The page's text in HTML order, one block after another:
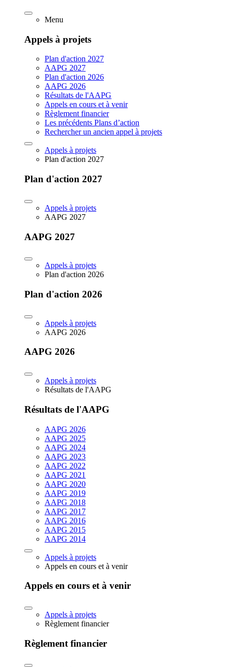
Menu
Appels à projets
Plan d'action 2027
AAPG 2027
Plan d'action 2026
AAPG 2026
Résultats de l'AAPG
Appels en cours et à venir
Règlement financier
Les précédents Plans d’action
Rechercher un ancien appel à projets
Appels à projets
Plan d'action 2027
Plan d'action 2027
Appels à projets
AAPG 2027
AAPG 2027
Appels à projets
Plan d'action 2026
Plan d'action 2026
Appels à projets
AAPG 2026
AAPG 2026
Appels à projets
Résultats de l'AAPG
Résultats de l'AAPG
AAPG 2026
AAPG 2025
AAPG 2024
AAPG 2023
AAPG 2022
AAPG 2021
AAPG 2020
AAPG 2019
AAPG 2018
AAPG 2017
AAPG 2016
AAPG 2015
AAPG 2014
Appels à projets
Appels en cours et à venir
Appels en cours et à venir
Appels à projets
Règlement financier
Règlement financier